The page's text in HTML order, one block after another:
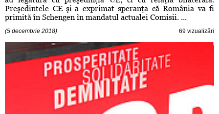
Preşedintele CE şi-a exprimat speranţa că România va fi
primită în Schengen în mandatul actualei Comisii. ...
(5 decembrie 2018) 69 vizualizări